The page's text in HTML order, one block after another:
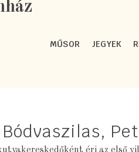
MŰSOR JEGYEK